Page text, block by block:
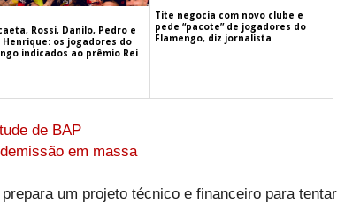
Rossi, Danilo, Pedro e
Henrique: os jogadores do
indicados ao prêmio Rei
Tite negocia com novo clube e
pede “pacote” de jogadores do
Flamengo, diz jornalista
de BAP
em massa
um projeto técnico e financeiro para tentar